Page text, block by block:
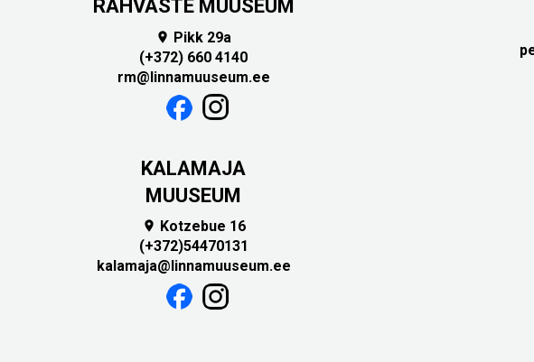
RAHVASTE MUUSEUM
 Pikk 29a
(+372) 660 4140
rm@linnamuuseum.ee
KALAMAJA
MUUSEUM

Kotzebue 16
(+372)54470131
kalamaja@linnamuuseum.ee